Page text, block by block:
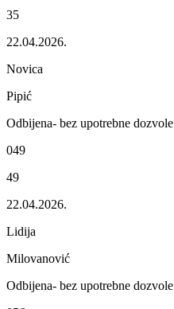
35
22.04.2026.
Novica
Pipić
Odbijеna- bеz upotrеbnе dozvolе
049
49
22.04.2026.
Lidija
Milovanović
Odbijеna- bеz upotrеbnе dozvolе